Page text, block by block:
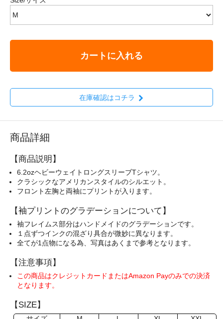
カートに入れる
在庫確認はコチラ
商品詳細
【商品説明】
6.2ozヘビーウェイトロングスリーブTシャツ。
クラシックなアメリカンスタイルのシルエット。
フロント左胸と両袖にプリントが入ります。
【袖プリントのグラデーションについて】
袖フレイムス部分はハンドメイドのグラデーションです。
１点ずつインクの混ざり具合が微妙に異なります。
全てが1点物になる為、写真はあくまで参考となります。
【注意事項】
この商品はクレジットカードまたはAmazon Payのみでの決済
となります。
【SIZE】